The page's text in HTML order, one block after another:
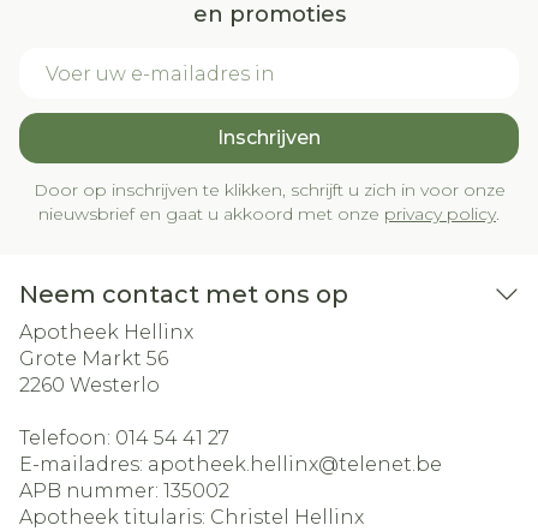
en promoties
Inschrijven
Door op inschrijven te klikken, schrijft u zich in voor onze
nieuwsbrief en gaat u akkoord met onze privacy policy.
Neem contact met ons op
Apotheek Hellinx
Grote Markt 56
2260 Westerlo
Telefoon: 014 54 41 27
E-mailadres: apotheek.hellinx@telenet.be
APB nummer: 135002
Apotheek titularis: Christel Hellinx